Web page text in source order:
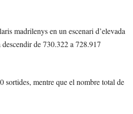
madrilenys en un escenari d’elevada
de 730.322 a 728.917
sortides, mentre que el nombre total de